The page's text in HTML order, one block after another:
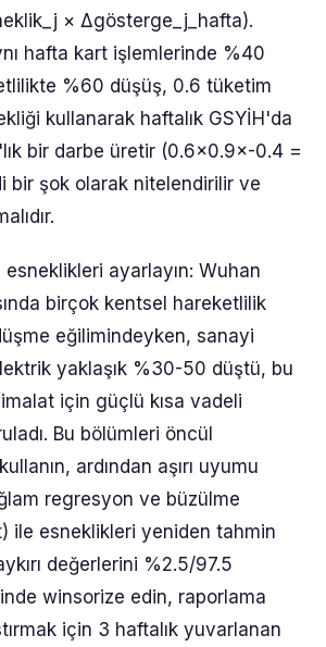
× Δgösterge_j_hafta).
hafta kart işlemlerinde %40
%60 düşüş, 0.6 tüketim
kullanarak haftalık GSYİH'da
bir darbe üretir (0.6×0.9×-0.4 =
bir şok olarak nitelendirilir ve
esneklikleri ayarlayın: Wuhan
birçok kentsel hareketlilik
eğilimindeyken, sanayi
yaklaşık %30-50 düştü, bu
için güçlü kısa vadeli
Bu bölümleri öncül
ardından aşırı uyumu
regresyon ve büzülme
ile esneklikleri yeniden tahmin
değerlerini %2.5/97.5
winsorize edin, raporlama
için 3 haftalık yuvarlanan